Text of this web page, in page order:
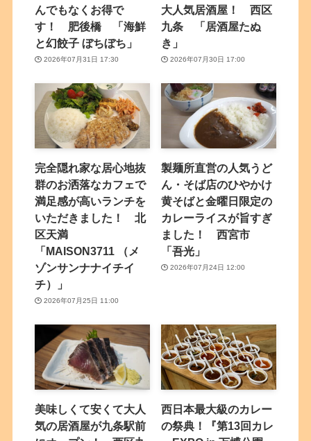
んでもなくお得で
す！ 肥後橋 「海鮮
と幻餃子 ぼちぼち」
2026年07月31日 17:30
大人気居酒屋！ 西区
九条 「居酒屋たぬ
き」
2026年07月30日 17:00
完全隠れ家な居心地抜
群のお洒落なカフェで
満足感が高いランチを
いただきました！ 北
区天満
「MAISON3711 （メ
ゾンサンナナイチイ
チ）」
2026年07月25日 11:00
製麺所直営の人気うど
ん・そば店のひやかけ
黄そばと金曜日限定の
カレーライスが旨すぎ
ました！ 西宮市
「吾光」
2026年07月24日 12:00
美味しくて安くて大人
気の居酒屋が九条駅前
西日本最大級のカレー
の祭典！『第13回カレ